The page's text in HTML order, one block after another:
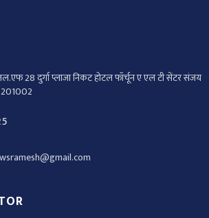
28 दुर्गा प्लाजा निकट होटल फॉर्चून ए एल टी सेंटर संजय
201002